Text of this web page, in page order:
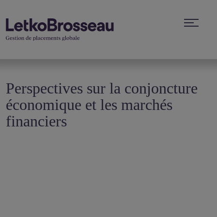
Perspectives sur la conjoncture
économique et les marchés
financiers